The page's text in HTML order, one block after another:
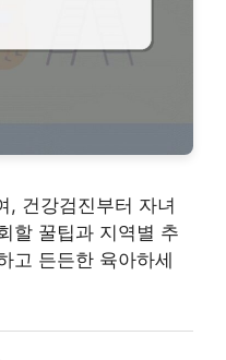
건강검진부터 자녀
할 꿀팁과 지역별 추
고 든든한 육아하세